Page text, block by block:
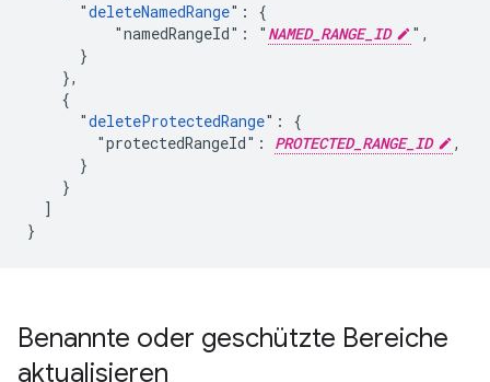
      "
deleteNamedRange": {
          "namedRangeId": "
NAMED_RANGE_ID
",
      }
    },
    {
      "
deleteProtectedRange": {
        "protectedRangeId":
PROTECTED_RANGE_ID
,
      }
    }
  ]
}
Benannte oder geschützte Bereiche
aktualisieren